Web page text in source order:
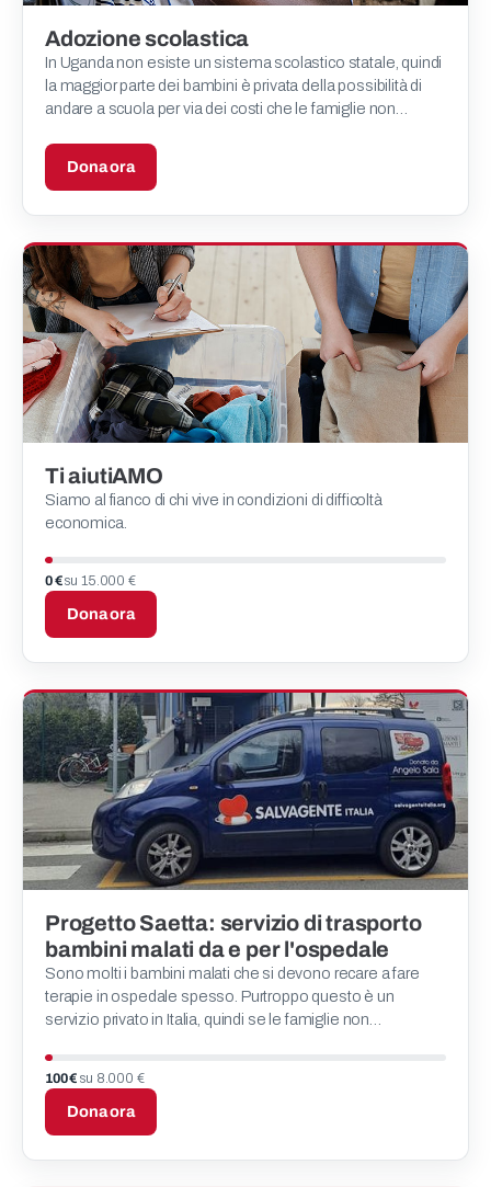
Adozione scolastica
In Uganda non esiste un sistema scolastico statale, quindi
la maggior parte dei bambini è privata della possibilità di
andare a scuola per via dei costi che le famiglie non
Dona ora
Ti aiutiAMO
Siamo al fianco di chi vive in condizioni di difficoltà
economica.
0 €su 15.000 €
Dona ora
Progetto Saetta: servizio di trasporto
bambini malati da e per l'ospedale
Sono molti i bambini malati che si devono recare a fare
terapie in ospedale spesso. Purtroppo questo è un
servizio privato in Italia, quindi se le famiglie non
appoggiar
100 € su 8.000 €
Dona ora